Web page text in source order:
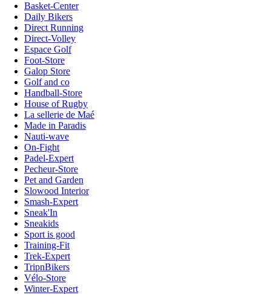
Basket-Center
Daily Bikers
Direct Running
Direct-Volley
Espace Golf
Foot-Store
Galop Store
Golf and co
Handball-Store
House of Rugby
La sellerie de Maé
Made in Paradis
Nauti-wave
On-Fight
Padel-Expert
Pecheur-Store
Pet and Garden
Slowood Interior
Smash-Expert
Sneak'In
Sneakids
Sport is good
Training-Fit
Trek-Expert
TripnBikers
Vélo-Store
Winter-Expert